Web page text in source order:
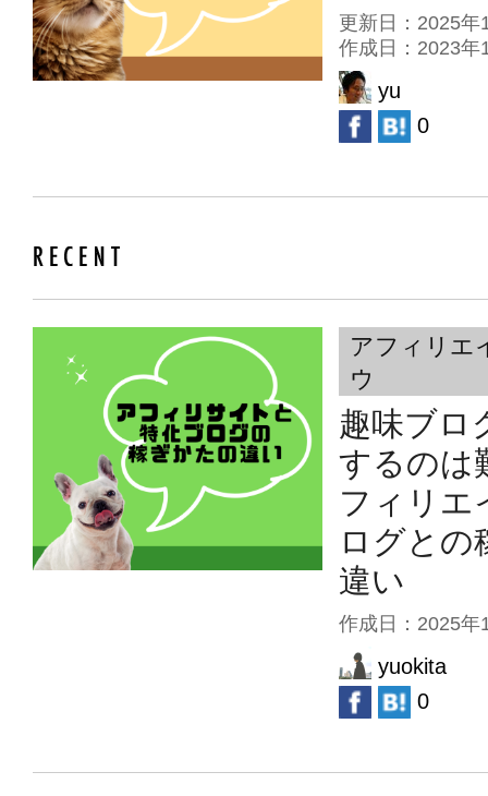
更新日：2025
作成日：2023
yu
0
アフィリエ
ウ
趣味ブロ
するのは
フィリエ
ログとの
違い
作成日： 2025年
yuokita
0